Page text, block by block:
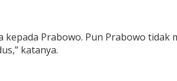
kepada Prabowo. Pun Prabowo tidak
katanya.